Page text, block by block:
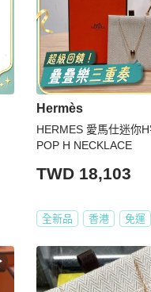
Hermès
HERMES 愛馬仕迷你
POP H NECKLACE
TWD 18,103
全新品 香港 免運